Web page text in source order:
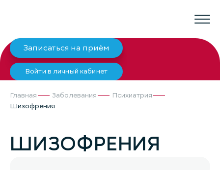
Записаться на приём
Войти в личный кабинет
Главная Заболевания
Психиатрия
Шизофрения
ШИЗОФРЕНИЯ